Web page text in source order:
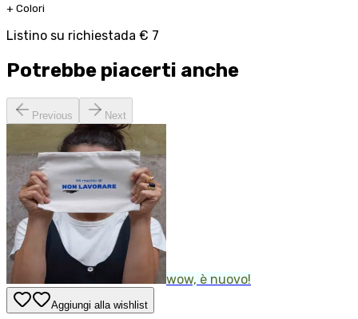
+ Colori
Listino su richiestada € 7
Potrebbe piacerti anche
Previous Next
wow, è nuovo!
Aggiungi alla wishlist